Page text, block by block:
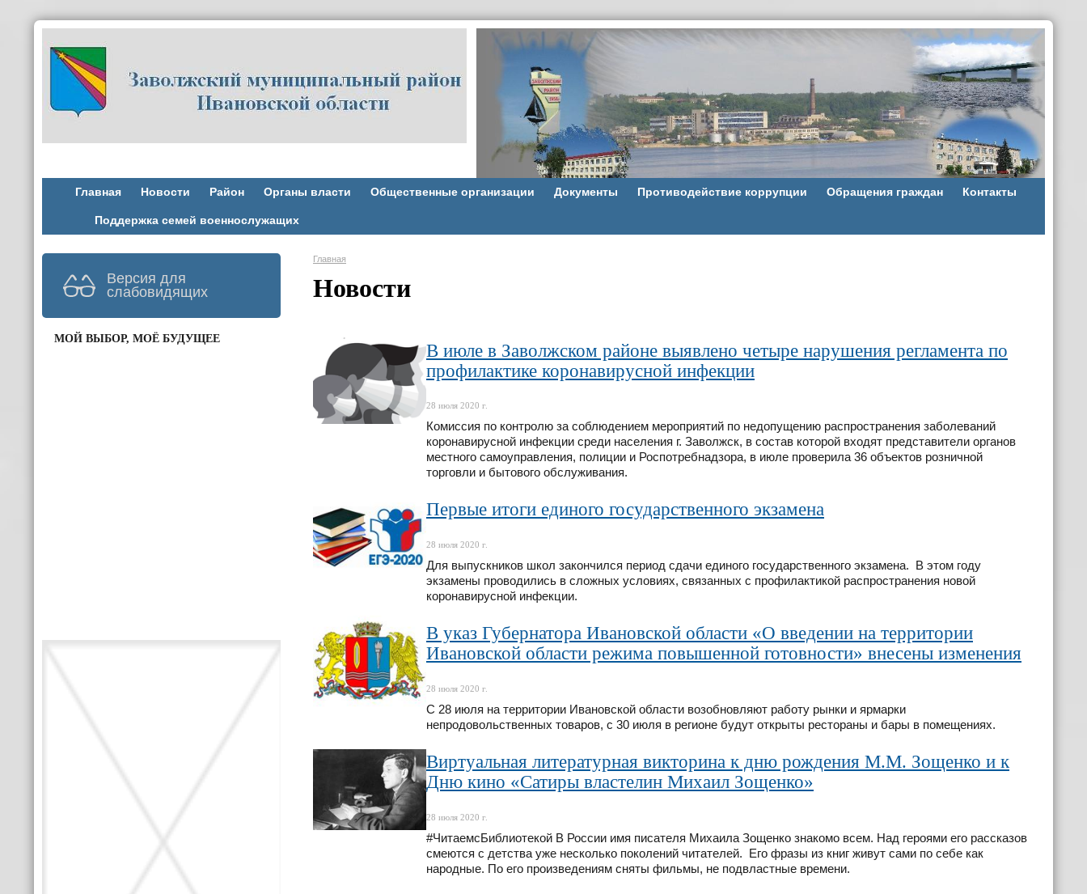
Главная Новости Район Органы власти Общественные организации Документы Противодействие коррупции Обращения граждан Контакты
Поддержка семей военнослужащих
Версия для
слабовидящих
МОЙ ВЫБОР, МОЁ БУДУЩЕЕ
Главная
Новости
В июле в Заволжском районе выявлено четыре нарушения регламента по
профилактике коронавирусной инфекции
28 июля 2020 г.
Комиссия по контролю за соблюдением мероприятий по недопущению распространения заболеваний
коронавирусной инфекции среди населения г. Заволжск, в состав которой входят представители органов
местного самоуправления, полиции и Роспотребнадзора, в июле проверила 36 объектов розничной
торговли и бытового обслуживания.
Первые итоги единого государственного экзамена
28 июля 2020 г.
Для выпускников школ закончился период сдачи единого государственного экзамена. В этом году
экзамены проводились в сложных условиях, связанных с профилактикой распространения новой
коронавирусной инфекции.
В указ Губернатора Ивановской области «О введении на территории
Ивановской области режима повышенной готовности» внесены изменения
28 июля 2020 г.
С 28 июля на территории Ивановской области возобновляют работу рынки и ярмарки
непродовольственных товаров, с 30 июля в регионе будут открыты рестораны и бары в помещениях.
Виртуальная литературная викторина к дню рождения М.М. Зощенко и к
Дню кино «Сатиры властелин Михаил Зощенко»
28 июля 2020 г.
#ЧитаемсБиблиотекой В России имя писателя Михаила Зощенко знакомо всем. Над героями его рассказов
смеются с детства уже несколько поколений читателей. Его фразы из книг живут сами по себе как
народные. По его произведениям сняты фильмы, не подвластные времени.